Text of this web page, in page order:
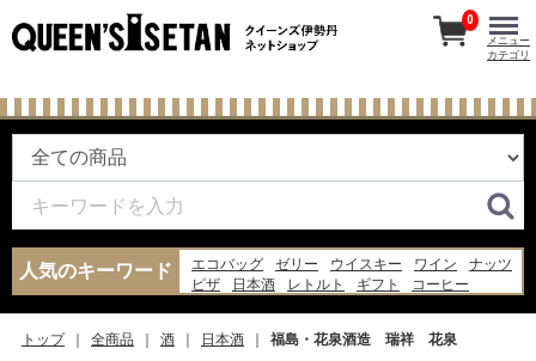
人気のキーワード エコバッグ ゼリー ウイスキー ワイン
ナッツ
ピザ
日本酒 レトルト ギフト
コーヒー
0
メニュー
カテゴリ
トップ 全商品 酒 日本酒 福島・花泉酒造 瑞祥 花泉